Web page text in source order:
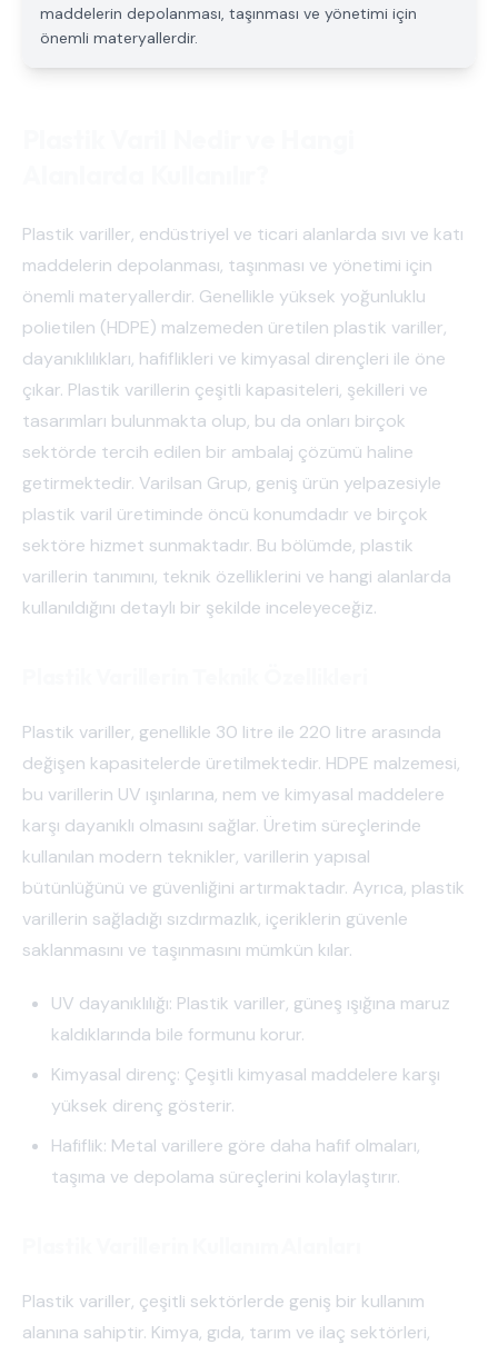
maddelerin depolanması, taşınması ve yönetimi için
önemli materyallerdir.
Plastik variller, endüstriyel ve ticari alanlarda sıvı ve katı
maddelerin depolanması, taşınması ve yönetimi için
önemli materyallerdir. Genellikle yüksek yoğunluklu
polietilen (HDPE) malzemeden üretilen plastik variller,
dayanıklılıkları, hafiflikleri ve kimyasal dirençleri ile öne
çıkar. Plastik varillerin çeşitli kapasiteleri, şekilleri ve
tasarımları bulunmakta olup, bu da onları birçok
sektörde tercih edilen bir ambalaj çözümü haline
getirmektedir. Varilsan Grup, geniş ürün yelpazesiyle
plastik varil üretiminde öncü konumdadır ve birçok
sektöre hizmet sunmaktadır. Bu bölümde, plastik
varillerin tanımını, teknik özelliklerini ve hangi alanlarda
kullanıldığını detaylı bir şekilde inceleyeceğiz.
Plastik variller, genellikle 30 litre ile 220 litre arasında
değişen kapasitelerde üretilmektedir. HDPE malzemesi,
bu varillerin UV ışınlarına, nem ve kimyasal maddelere
karşı dayanıklı olmasını sağlar. Üretim süreçlerinde
kullanılan modern teknikler, varillerin yapısal
bütünlüğünü ve güvenliğini artırmaktadır. Ayrıca, plastik
varillerin sağladığı sızdırmazlık, içeriklerin güvenle
saklanmasını ve taşınmasını mümkün kılar.
UV dayanıklılığı: Plastik variller, güneş ışığına maruz
kaldıklarında bile formunu korur.
Kimyasal direnç: Çeşitli kimyasal maddelere karşı
yüksek direnç gösterir.
Hafiflik: Metal varillere göre daha hafif olmaları,
taşıma ve depolama süreçlerini kolaylaştırır.
Plastik variller, çeşitli sektörlerde geniş bir kullanım
alanına sahiptir. Kimya, gıda, tarım ve ilaç sektörleri,